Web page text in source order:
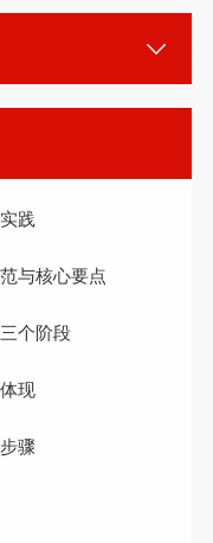
践
与核心要点
个阶段
现
骤